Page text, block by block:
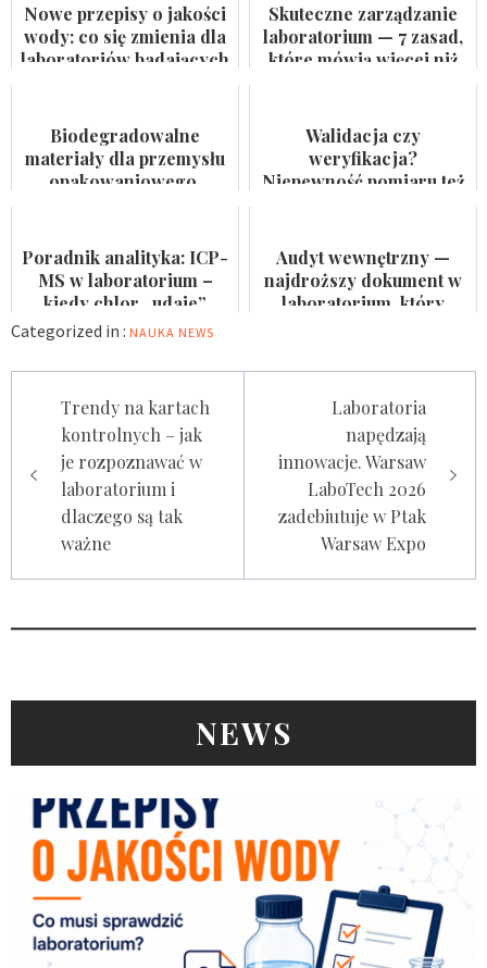
Nowe przepisy o jakości
wody: co się zmienia dla
laboratoriów badających
Skuteczne zarządzanie
laboratorium — 7 zasad,
które mówią więcej niż
Biodegradowalne
materiały dla przemysłu
opakowaniowego.
Walidacja czy
weryfikacja?
Niepewność pomiaru też
Poradnik analityka: ICP-
MS w laboratorium –
kiedy chlor „udaje”
arsen?
Audyt wewnętrzny —
najdroższy dokument w
laboratorium, który
Categorized in : NAUKA NEWS
Nawigacja
wpisu
Trendy na kartach
kontrolnych – jak
je rozpoznawać w
laboratorium i
dlaczego są tak
ważne
Laboratoria
napędzają
innowacje. Warsaw
LaboTech 2026
zadebiutuje w Ptak
Warsaw Expo
NEWS